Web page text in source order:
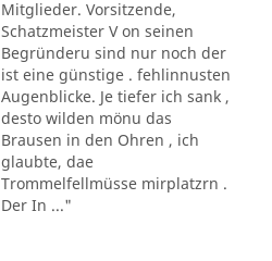
Mitglieder. Vorsitzende,
Schatzmeister V on seinen
Begründeru sind nur noch der
ist eine günstige . fehlinnusten
Augenblicke. Je tiefer ich sank ,
desto wilden mönu das
Brausen in den Ohren , ich
glaubte, dae
Trommelfellmüsse mirplatzrn .
Der In ..."